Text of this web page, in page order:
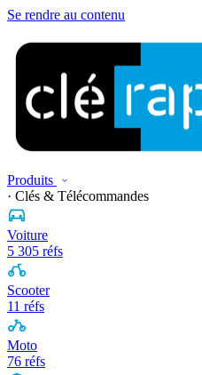
Se rendre au contenu
Produits
· Clés & Télécommandes
Voiture
5 305 réfs
Scooter
11 réfs
Moto
76 réfs